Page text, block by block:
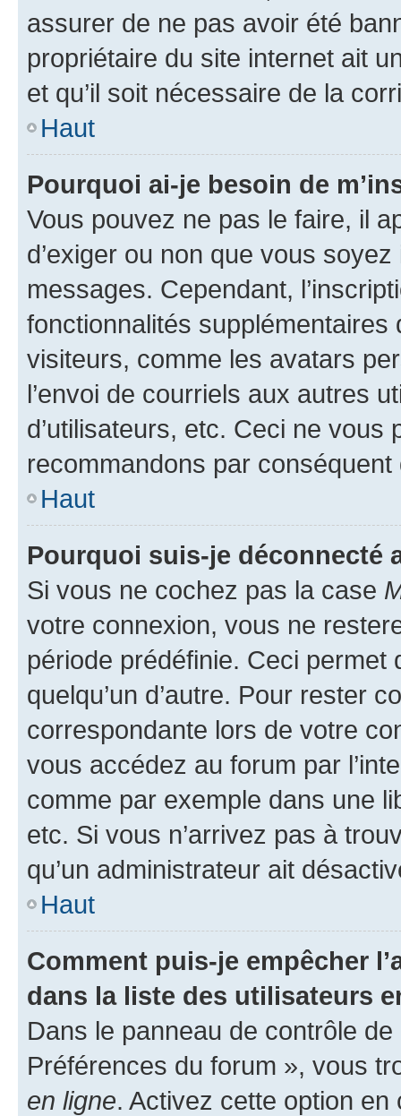
assurer de ne pas avoir été
propriétaire du site internet ait
et qu’il soit nécessaire de la
Haut
Pourquoi ai-je besoin de
Vous pouvez ne pas le faire, il
d’exiger ou non que vous
messages. Cependant,
fonctionnalités
visiteurs, comme les avatars
l’envoi de courriels aux autres
d’utilisateurs, etc. Ceci ne vous
recommandons par conséquent
Haut
Pourquoi suis-je déconnecté
Si vous ne cochez pas la case
votre connexion, vous ne
période prédéfinie. Ceci permet
quelqu’un d’autre. Pour rester
correspondante lors de votre
vous accédez au forum par
comme par exemple dans une
etc. Si vous n’arrivez pas à
qu’un administrateur ait
Haut
Comment puis-je empêcher
dans la liste des utilisateurs
Dans le panneau de contrôle
Préférences du forum », vous
en ligne. Activez cette option